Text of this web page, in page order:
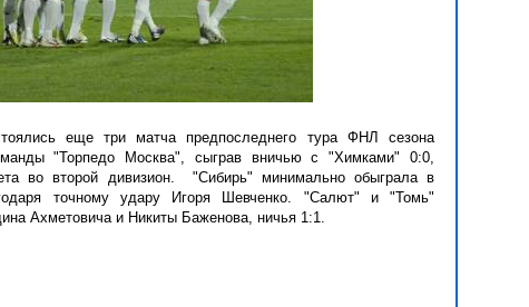
еще три матча предпоследнего тура ФНЛ сезона
"Торпедо Москва", сыграв вничью с "Химками" 0:0,
во второй дивизион. "Сибирь" минимально обыграла в
точному удару Игоря Шевченко. "Салют" и "Томь"
Ахметовича и Никиты Баженова, ничья 1:1.